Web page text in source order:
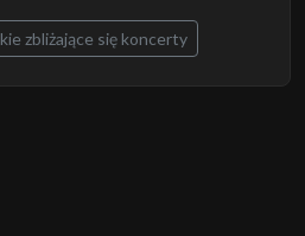
zbliżające się koncerty